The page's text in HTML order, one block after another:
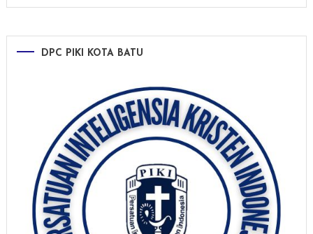
DPC PIKI KOTA BATU